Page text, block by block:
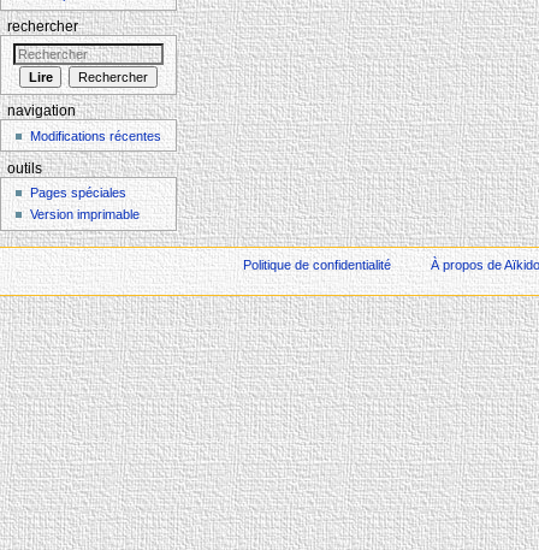
rechercher
navigation
Modifications récentes
outils
Pages spéciales
Version imprimable
Politique de confidentialité À propos de